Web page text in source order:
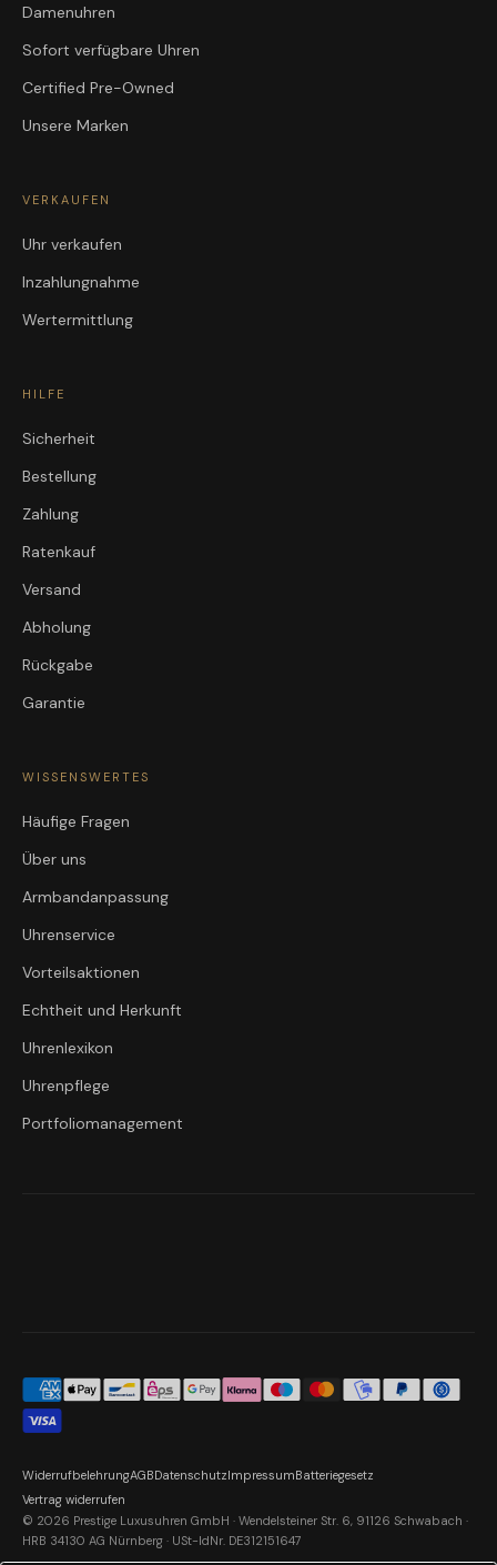
Damenuhren
Sofort verfügbare Uhren
Certified Pre-Owned
Unsere Marken
VERKAUFEN
Uhr verkaufen
Inzahlungnahme
Wertermittlung
HILFE
Sicherheit
Bestellung
Zahlung
Ratenkauf
Versand
Abholung
Rückgabe
Garantie
WISSENSWERTES
Häufige Fragen
Über uns
Armbandanpassung
Uhrenservice
Vorteilsaktionen
Echtheit und Herkunft
Uhrenlexikon
Uhrenpflege
Portfoliomanagement
© 2026 Prestige Luxusuhren GmbH · Wendelsteiner Str. 6, 91126 Schwabach ·
HRB 34130 AG Nürnberg · USt-IdNr. DE312151647
WiderrufbelehrungAGBDatenschutzImpressumBatteriegesetz
Vertrag widerrufen